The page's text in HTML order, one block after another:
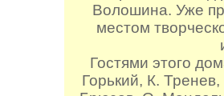
Волошина. Уже
местом
Гостями этого
Горький, К.